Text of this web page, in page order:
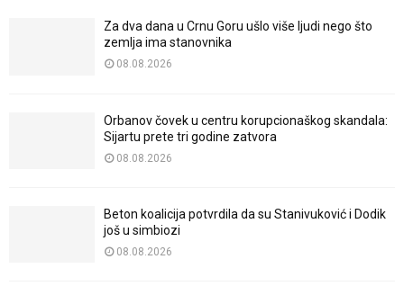
Za dva dana u Crnu Goru ušlo više ljudi nego što
zemlja ima stanovnika
08.08.2026
Orbanov čovek u centru korupcionaškog skandala:
Sijartu prete tri godine zatvora
08.08.2026
Beton koalicija potvrdila da su Stanivuković i Dodik
još u simbiozi
08.08.2026